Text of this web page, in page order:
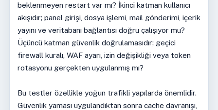
beklenmeyen restart var mı? İkinci katman kullanıcı
akışıdır; panel girişi, dosya işlemi, mail gönderimi, içerik
yayını ve veritabanı bağlantısı doğru çalışıyor mu?
Üçüncü katman güvenlik doğrulamasıdır; geçici
firewall kuralı, WAF ayarı, izin değişikliği veya token
rotasyonu gerçekten uygulanmış mı?
Bu testler özellikle yoğun trafikli yapılarda önemlidir.
Güvenlik yaması uygulandıktan sonra cache davranışı,